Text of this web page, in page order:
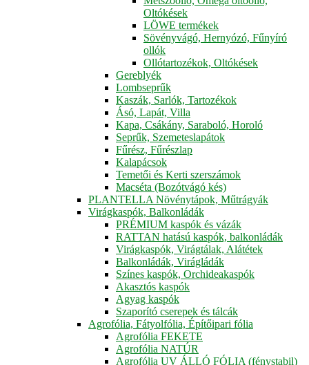
Oltókések
LÖWE termékek
Sövényvágó, Hernyózó, Fűnyíró
ollók
Ollótartozékok, Oltókések
Gereblyék
Lombseprűk
Kaszák, Sarlók, Tartozékok
Ásó, Lapát, Villa
Kapa, Csákány, Saraboló, Horoló
Seprűk, Szemeteslapátok
Fűrész, Fűrészlap
Kalapácsok
Temetői és Kerti szerszámok
Macséta (Bozótvágó kés)
PLANTELLA Növénytápok, Műtrágyák
Virágkaspók, Balkonládák
PRÉMIUM kaspók és vázák
RATTAN hatású kaspók, balkonládák
Virágkaspók, Virágtálak, Alátétek
Balkonládák, Virágládák
Színes kaspók, Orchideakaspók
Akasztós kaspók
Agyag kaspók
Szaporító cserepek és tálcák
Agrofólia, Fátyolfólia, Építőipari fólia
Agrofólia FEKETE
Agrofólia NATÚR
Agrofólia UV ÁLLÓ FÓLIA (fénystabil)